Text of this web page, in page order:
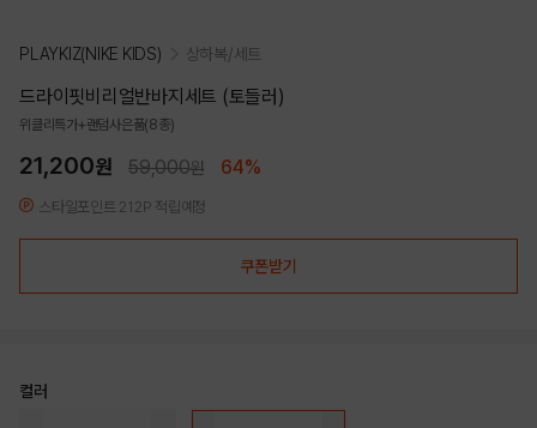
PLAYKIZ(NIKE KIDS) 상하복/세트
드라이핏비리얼반바지세트 (토들러)
위클리특가+랜덤사은품(8종)
21,200원 59,000원 64%
스타일포인트 212P 적립예정
쿠폰받기
컬러